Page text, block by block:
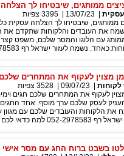
ממותגים, שיבטיחו לך
עסקית 13/07/23
3395 צפיות
ממותגים, שיבטיחו לך הצלחה
את העובדים והלקוחות שתקדם את
עם הלוגו והמסר שלכם, משפט קצר
נשמח לעזור ישראל רף 052-2978583
מצוין לעקוף את המתחרים שלכם
לקוחות 09/07/23
3528 צפיות
לעקוף את המתחרים שלכם חגים
לעסק שלכם ערך מוסף. אחד
את הלקוחות והעובדים שלכם עם
מתנות ממותגות?
לטו בשבט ברוח החג עם מסר אישי